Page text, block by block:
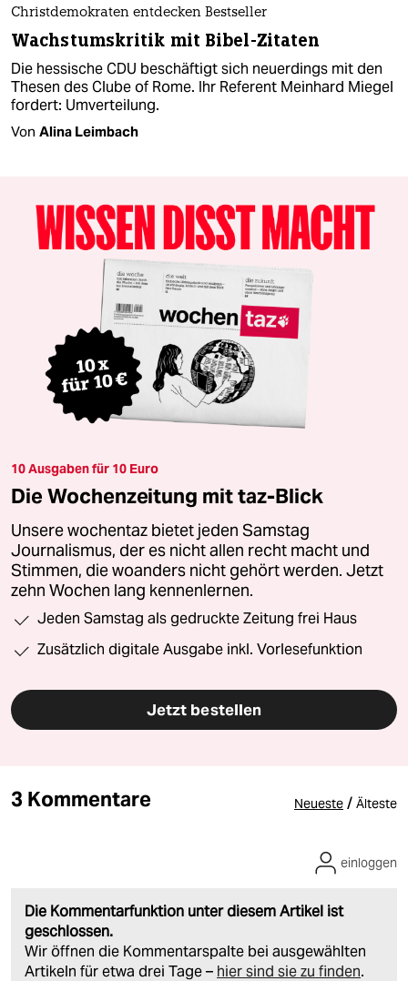
Christdemokraten entdecken Bestseller
Wachstumskritik mit Bibel-Zitaten
Die hessische CDU beschäftigt sich neuerdings mit den
Thesen des Clube of Rome. Ihr Referent Meinhard Miegel
fordert: Umverteilung.
Von Alina Leimbach
10 Ausgaben für 10 Euro
Die Wochenzeitung mit taz-Blick
Unsere wochentaz bietet jeden Samstag
Journalismus, der es nicht allen recht macht und
Stimmen, die woanders nicht gehört werden. Jetzt
zehn Wochen lang kennenlernen.
Jeden Samstag als gedruckte Zeitung frei Haus
Zusätzlich digitale Ausgabe inkl. Vorlesefunktion
Jetzt bestellen
3 Kommentare Neueste / Älteste
Die Kommentarfunktion unter diesem Artikel ist
geschlossen.
Wir öffnen die Kommentarspalte bei ausgewählten
Artikeln für etwa drei Tage – hier sind sie zu finden.
einloggen